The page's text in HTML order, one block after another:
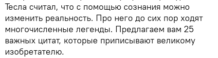
Тесла считал, что с помощью сознания можно
изменить реальность. Про него до сих пор ходят
многочисленные легенды. Предлагаем вам 25
важных цитат, которые приписывают великому
изобретателю.